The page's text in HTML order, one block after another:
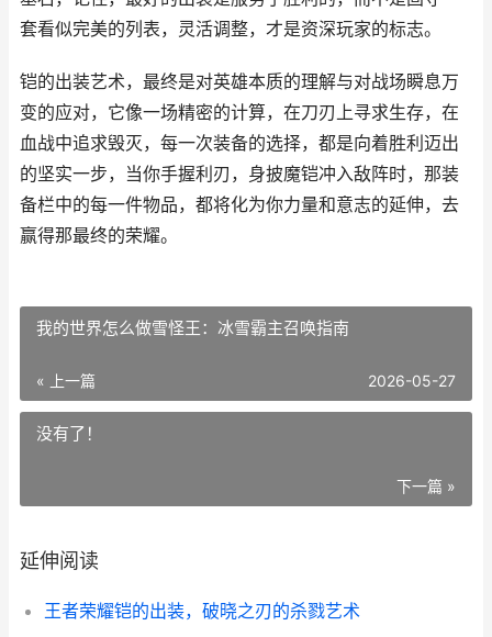
套看似完美的列表，灵活调整，才是资深玩家的标志。
铠的出装艺术，最终是对英雄本质的理解与对战场瞬息万
变的应对，它像一场精密的计算，在刀刃上寻求生存，在
血战中追求毁灭，每一次装备的选择，都是向着胜利迈出
的坚实一步，当你手握利刃，身披魔铠冲入敌阵时，那装
备栏中的每一件物品，都将化为你力量和意志的延伸，去
赢得那最终的荣耀。
我的世界怎么做雪怪王：冰雪霸主召唤指南
« 上一篇 2026-05-27
没有了！
下一篇 »
延伸阅读
王者荣耀铠的出装，破晓之刃的杀戮艺术